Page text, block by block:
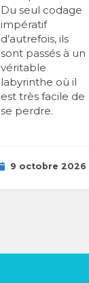
Du seul codage
impératif
d’autrefois, ils
sont passés à un
véritable
labyrinthe où il
est très facile de
se perdre.
9 octobre 2026